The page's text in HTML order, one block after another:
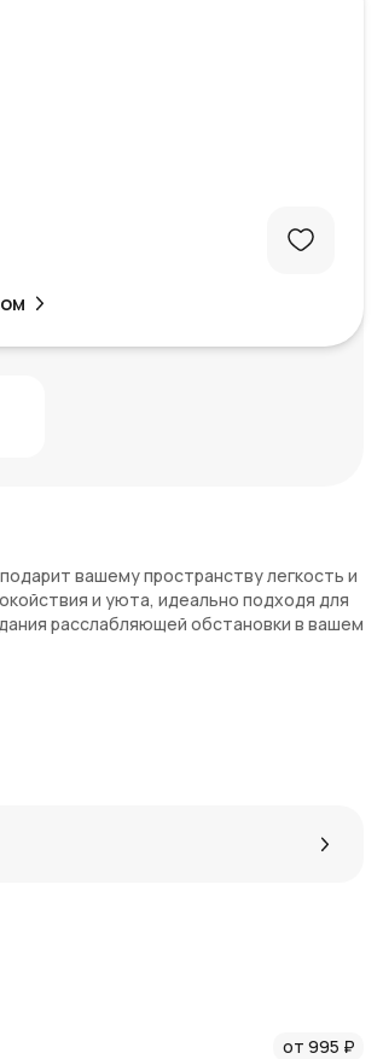
вашему пространству легкость и
и уюта, идеально подходя для
расслабляющей обстановки в вашем
свежести и легкости
безопасное и чистое горение
узнавать о крутых акциях и новинках.
от 995 ₽